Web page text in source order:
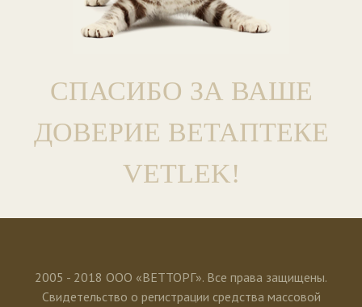
СПАСИБО ЗА ВАШЕ
ДОВЕРИЕ ВЕТАПТЕКЕ
VETLEK!
2005 - 2018 ООО «ВЕТТОРГ». Все права защищены.
Свидетельство о регистрации средства массовой